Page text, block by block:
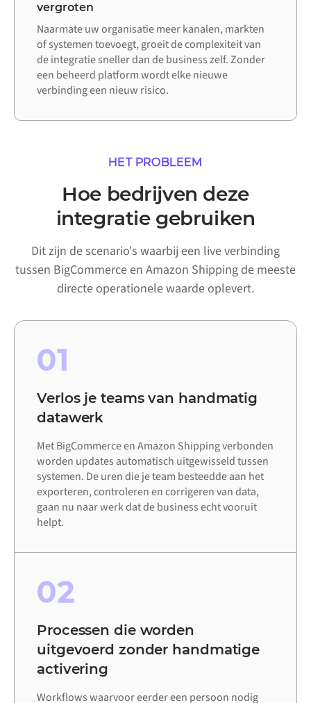
vergroten
Naarmate uw organisatie meer kanalen, markten
of systemen toevoegt, groeit de complexiteit van
de integratie sneller dan de business zelf. Zonder
een beheerd platform wordt elke nieuwe
verbinding een nieuw risico.
HET PROBLEEM
Hoe bedrijven deze
integratie gebruiken
Dit zijn de scenario's waarbij een live verbinding
tussen BigCommerce en Amazon Shipping de meeste
directe operationele waarde oplevert.
01
Verlos je teams van handmatig
datawerk
Met BigCommerce en Amazon Shipping verbonden
worden updates automatisch uitgewisseld tussen
systemen. De uren die je team besteedde aan het
exporteren, controleren en corrigeren van data,
gaan nu naar werk dat de business echt vooruit
helpt.
02
Processen die worden
uitgevoerd zonder handmatige
activering
Workflows waarvoor eerder een persoon nodig